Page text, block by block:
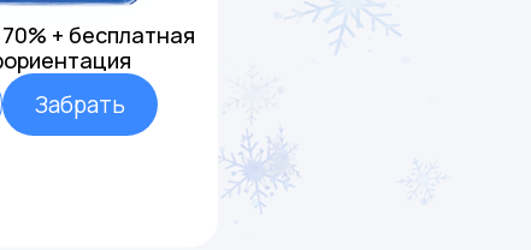
+ бесплатная
Забрать